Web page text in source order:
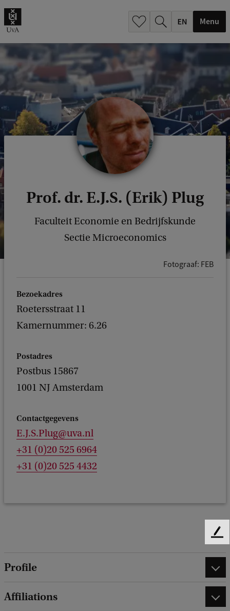
Menu
Prof. dr. E.J.S. (Erik) Plug
Faculteit Economie en Bedrijfskunde
Sectie Microeconomics
Fotograaf: FEB
Bezoekadres
Roetersstraat 11
Kamernummer: 6.26
Postadres
Postbus 15867
1001 NJ Amsterdam
Contactgegevens
E.J.S.Plug@uva.nl
+31 (0)20 525 6964
+31 (0)20 525 4432
Profile
Affiliations
F
e
d